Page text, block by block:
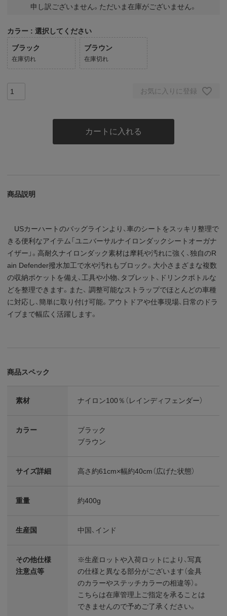
申し訳ございません。ただいま在庫がございません。
カラー 選択してください
ブラック
在庫切れ
ブラウン
在庫切れ
お気に入りに登録
カートに入れる
商品説明
USカーハートのバッグラインより、車のシートをスッキリ整理で
きる便利なアイテム「ユニバーサルナイロンダックシートオーガナ
イザー」。高耐久ナイロンダック素材は摩耗や汚れに強く、独自のR
ain Defender撥水加工で水や汚れもブロック。大小さまざまな複数
の収納ポケットを備え、工具や小物、タブレット、ドリンクボトルな
どを整理できます。また、 調整可能なストラップでほとんどの車種
に対応し、簡単に取り付け可能。アウトドアや仕事現場、日常のドラ
イブまで幅広く活躍します。
商品スペック
素材 ナイロン100％（レインディフェンダー）
カラー
ブラック
ブラウン
サイズ詳細 高さ約61cm×幅約40cm（広げた状態）
重量 約400g
生産国 中国、インド
その他仕様
注意点等
※生産ロットや入荷ロットにより、写真
の仕様と異なる部分がございます（金具
のカラーやステッチカラーの相違等）。
こちらは在庫管理上ご指定を承ることは
できませんので予めご了承ください。